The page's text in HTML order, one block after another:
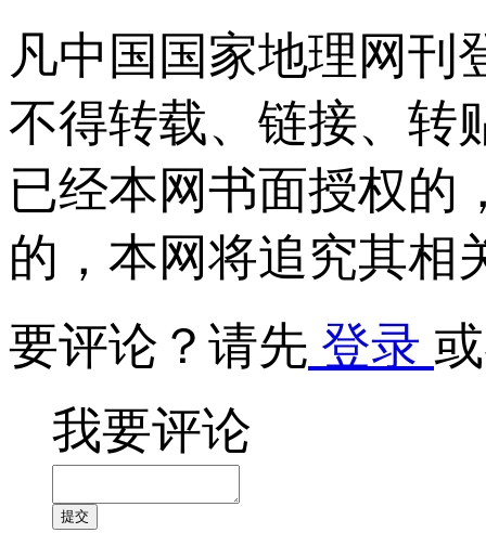
凡中国国家地理网刊
不得转载、链接、转
已经本网书面授权的
的，本网将追究其相
要评论？请先 登录
我要评论